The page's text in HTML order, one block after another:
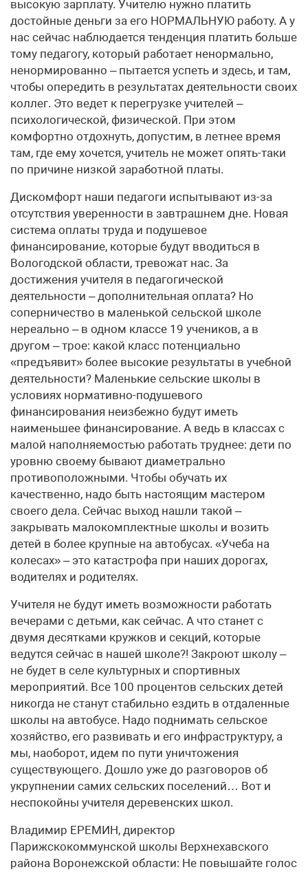
высокую зарплату. Учителю нужно платить
достойные деньги за его НОРМАЛЬНУЮ работу. А у
нас сейчас наблюдается тенденция платить больше
тому педагогу, который работает ненормально,
ненормированно – пытается успеть и здесь, и там,
чтобы опередить в результатах деятельности своих
коллег. Это ведет к перегрузке учителей –
психологической, физической. При этом
комфортно отдохнуть, допустим, в летнее время
там, где ему хочется, учитель не может опять-таки
по причине низкой заработной платы.
Дискомфорт наши педагоги испытывают из-за
отсутствия уверенности в завтрашнем дне. Новая
система оплаты труда и подушевое
финансирование, которые будут вводиться в
Вологодской области, тревожат нас. За
достижения учителя в педагогической
деятельности – дополнительная оплата? Но
соперничество в маленькой сельской школе
нереально – в одном классе 19 учеников, а в
другом – трое: какой класс потенциально
«предъявит» более высокие результаты в учебной
деятельности? Маленькие сельские школы в
условиях нормативно-подушевого
финансирования неизбежно будут иметь
наименьшее финансирование. А ведь в классах с
малой наполняемостью работать труднее: дети по
уровню своему бывают диаметрально
противоположными. Чтобы обучать их
качественно, надо быть настоящим мастером
своего дела. Сейчас выход нашли такой –
закрывать малокомплектные школы и возить
детей в более крупные на автобусах. «Учеба на
колесах» – это катастрофа при наших дорогах,
водителях и родителях.
Учителя не будут иметь возможности работать
вечерами с детьми, как сейчас. А что станет с
двумя десятками кружков и секций, которые
ведутся сейчас в нашей школе?! Закроют школу –
не будет в селе культурных и спортивных
мероприятий. Все 100 процентов сельских детей
никогда не станут стабильно ездить в отдаленные
школы на автобусе. Надо поднимать сельское
хозяйство, его развивать и его инфраструктуру, а
мы, наоборот, идем по пути уничтожения
существующего. Дошло уже до разговоров об
укрупнении самих сельских поселений… Вот и
неспокойны учителя деревенских школ.
Владимир ЕРЕМИН, директор
Парижскокоммунской школы Верхнехавского
района Воронежской области: Не повышайте голос